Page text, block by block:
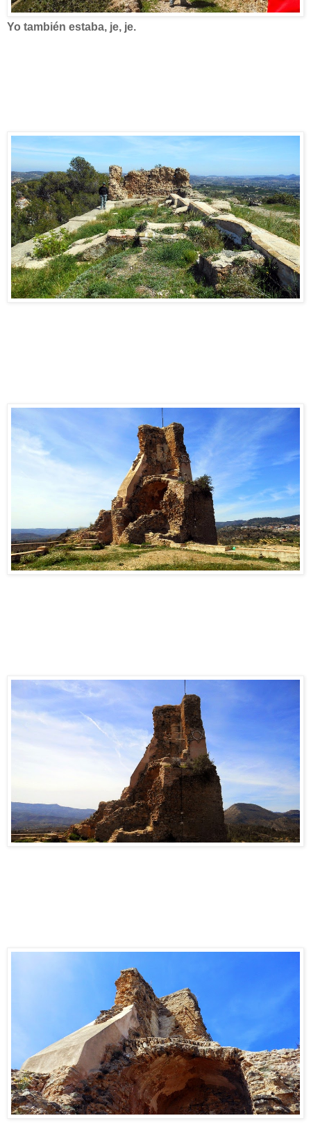
Yo también estaba, je, je.